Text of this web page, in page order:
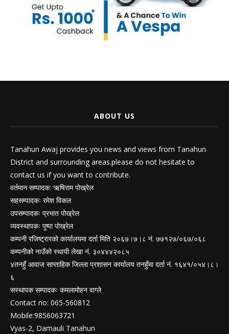
ABOUT US
Tanahun Awaj provides you news and views from Tanahun
District and surrounding areas.please do not hesitate to
contact us if you want to contribute.
वर्तमान सम्पादक: ऋषिराम पोख्रेल
सहसम्पादकः रमेश विकल
उपसम्पादकः प्रभात पोख्रेल
व्यवस्थापकः पुष्पा पोख्रेल
कम्पनी रजिष्ट्रारको कार्यालयमा दर्ता मिति २०६७।७।८ नं. ७७१२७/०६७/०६८
कम्पनीको नाउँको स्थायी लेखा नं. ३०४४४२०८५
४तनहुँ आवाज साप्ताहिक जिल्ला प्रशासन कार्यालय तनहुँमा दर्ता नं. १६४१/०५४।८।
६
सस्थापक सम्पादकः कमलामोहन वाग्ले
Contact no: 065-560812
Mobile:9856063721
Vyas-2, Damauli Tanahun